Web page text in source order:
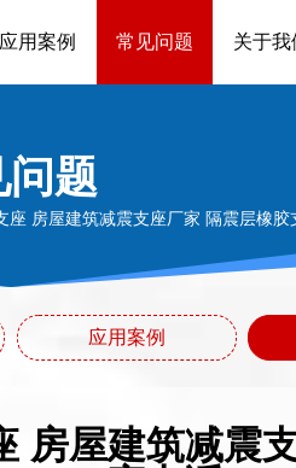
应用案例 常见问题 关于我
问题
座 房屋建筑减震支座厂家 隔震层橡胶
应用案例
房屋建筑减震